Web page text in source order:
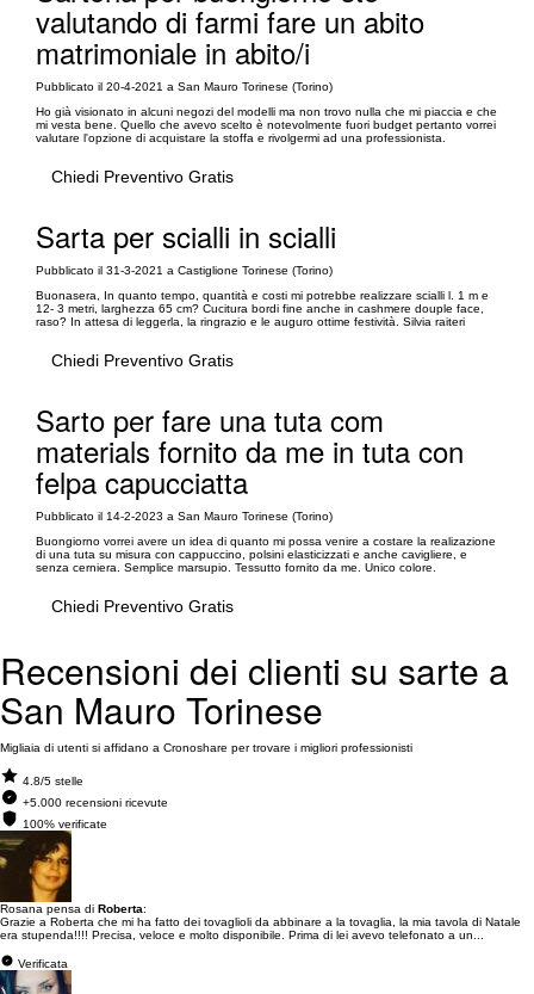
valutando di farmi fare un abito
matrimoniale in abito/i
Pubblicato il 20-4-2021 a San Mauro Torinese (Torino)
Ho già visionato in alcuni negozi del modelli ma non trovo nulla che mi piaccia e che
mi vesta bene. Quello che avevo scelto è notevolmente fuori budget pertanto vorrei
valutare l'opzione di acquistare la stoffa e rivolgermi ad una professionista.
Chiedi Preventivo Gratis
Sarta per scialli in scialli
Pubblicato il 31-3-2021 a Castiglione Torinese (Torino)
Buonasera, In quanto tempo, quantità e costi mi potrebbe realizzare scialli l. 1 m e
12- 3 metri, larghezza 65 cm? Cucitura bordi fine anche in cashmere douple face,
raso? In attesa di leggerla, la ringrazio e le auguro ottime festività. Silvia raiteri
Chiedi Preventivo Gratis
Sarto per fare una tuta com
materials fornito da me in tuta con
felpa capucciatta
Pubblicato il 14-2-2023 a San Mauro Torinese (Torino)
Buongiorno vorrei avere un idea di quanto mi possa venire a costare la realizazione
di una tuta su misura con cappuccino, polsini elasticizzati e anche cavigliere, e
senza cerniera. Semplice marsupio. Tessutto fornito da me. Unico colore.
Chiedi Preventivo Gratis
Recensioni dei clienti su sarte a
San Mauro Torinese
Migliaia di utenti si affidano a Cronoshare per trovare i migliori professionisti
4.8/5 stelle
+5.000 recensioni ricevute
100% verificate
Rosana pensa di Roberta:
Grazie a Roberta che mi ha fatto dei tovaglioli da abbinare a la tovaglia, la mia tavola di Natale
era stupenda!!!! Precisa, veloce e molto disponibile. Prima di lei avevo telefonato a un...
Verificata